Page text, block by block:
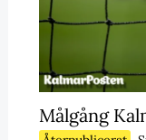
Målgång